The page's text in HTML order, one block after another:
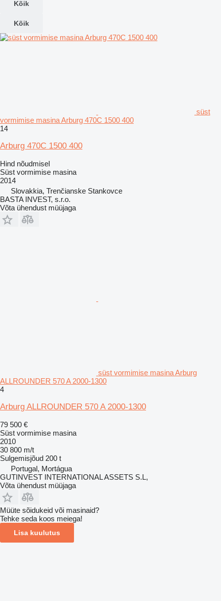
Kõik
Kõik
süst
vormimise masina Arburg 470C 1500 400
14
Arburg 470C 1500 400
Hind nõudmisel
Süst vormimise masina
2014
Slovakkia, Trenčianske Stankovce
BASTA INVEST, s.r.o.
Võta ühendust müüjaga
süst vormimise masina Arburg
ALLROUNDER 570 A 2000-1300
4
Arburg ALLROUNDER 570 A 2000-1300
79 500 €
Süst vormimise masina
2010
30 800 m/t
Sulgemisjõud 200 t
Portugal, Mortágua
GUTINVEST INTERNATIONAL ASSETS S.L,
Võta ühendust müüjaga
Müüte sõidukeid või masinaid?
Tehke seda koos meiega!
Lisa kuulutus